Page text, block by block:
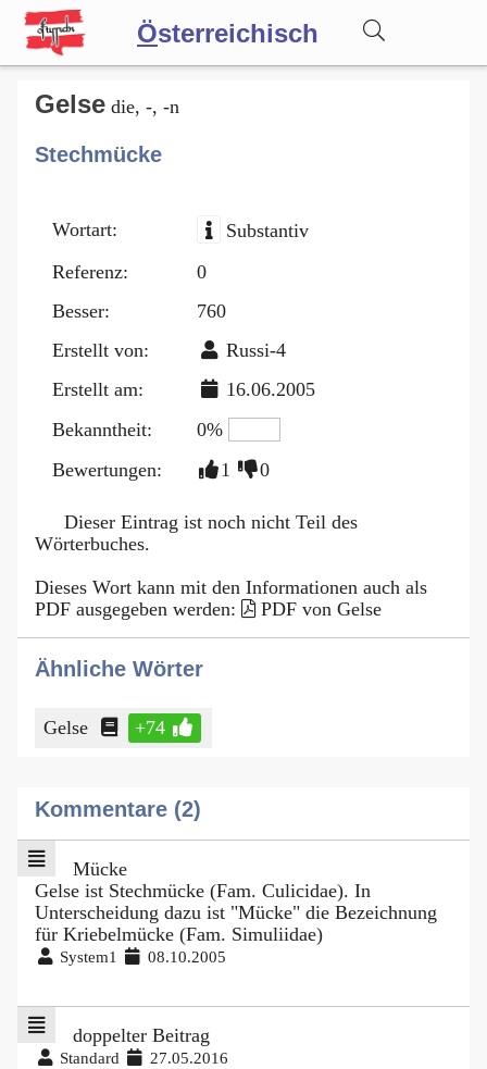
Österreichisch
Wörterbuch
Forum
Blog
Gelse die, -, -n
Stechmücke
Wortart:
Substantiv
Referenz:
0
Besser:
760
Erstellt von:
Russi-4
Erstellt am:
16.06.2005
Bekanntheit:
0%
Bewertungen:
1 0
Dieser Eintrag ist noch nicht Teil des
Wörterbuches.
Dieses Wort kann mit den Informationen auch als
PDF ausgegeben werden:
PDF von Gelse
Ähnliche Wörter
Gelse +74
Kommentare (2)
Mücke
Gelse ist Stechmücke (Fam. Culicidae). In
Unterscheidung dazu ist "Mücke" die Bezeichnung
für Kriebelmücke (Fam. Simuliidae)
System1 08.10.2005
doppelter Beitrag
Standard 27.05.2016